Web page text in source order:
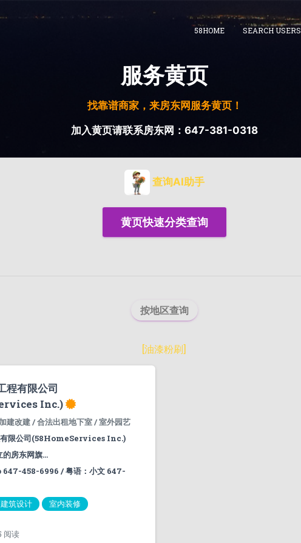
58HOME SEARCH USERS
服务黄页
找靠谱商家，来房东网服务黄页！
加入黄页请联系房东网：647-381-0318
查询AI助手
黄页快速分类查询
按地区查询
[油漆粉刷]
程有限公司
Inc.)
建改建 / 合法出租地下室 / 室外园艺
有限公司(58HomeServices Inc.)
房东网旗...
647-458-6996 / 粤语：小文 647-
建筑设计
室内装修
阅读